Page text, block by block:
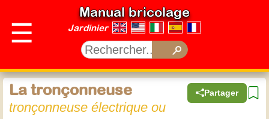
☰
Manual bricolage
Jardinier
Partager
La tronçonneuse
tronçonneuse électrique ou